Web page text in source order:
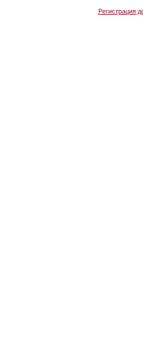
Регистрация